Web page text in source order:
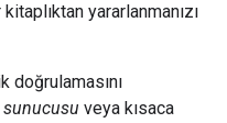
yararlanmanızı
doğrulamasını
sunucusu veya kısaca